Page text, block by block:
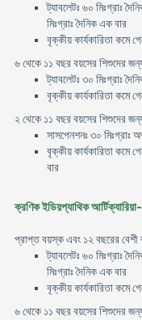
ট্যাবলেটঃ ৬০ মিঃগ্রাঃ
মিঃগ্রাঃ দৈনিক এক বার
বৃক্কীয় কার্যকারিতা কমে
৬ থেকে ১১ বছর বয়সের শিশুদের
ট্যাবলেটঃ ৩০ মিঃগ্রাঃ
বৃক্কীয় কার্যকারিতা কমে
২ থেকে ১১ বছর বয়সের শিশুদের
সাসপেনশনঃ ৩০ মিঃগ্রাঃ
বৃক্কীয় কার্যকারিতা কমে
বার
ক্রণিক ইডিয়প্যাথিক আর্টিক্যারিয়া-
প্রাপ্ত বয়স্ক এবং ১২ বছরের বেশী
ট্যাবলেটঃ ৬০ মিঃগ্রাঃ
মিঃগ্রাঃ দৈনিক এক বার
বৃক্কীয় কার্যকারিতা কমে
৬ থেকে ১১ বছর বয়সের শিশুদের